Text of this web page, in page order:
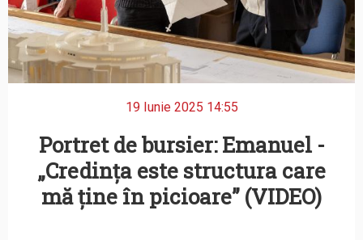
19 Iunie 2025 14:55
Portret de bursier: Emanuel -
„Credința este structura care
mă ține în picioare” (VIDEO)